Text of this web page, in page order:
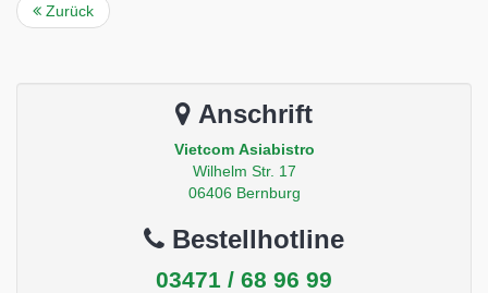
Zurück
Anschrift
Vietcom Asiabistro
Wilhelm Str. 17
06406 Bernburg
Bestellhotline
03471 / 68 96 99